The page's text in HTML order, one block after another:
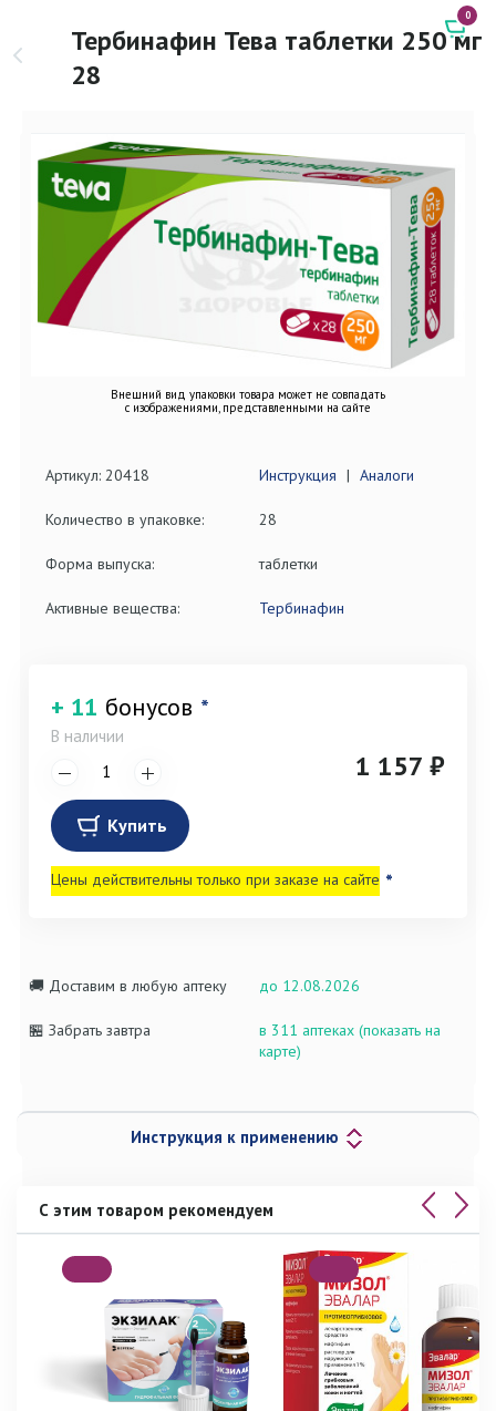
Тербинафин Тева таблетки 250 мг
28
0
Внешний вид упаковки товара может не совпадать
с изображениями, представленными на сайте
Артикул: 20418 Инструкция | Аналоги
Количество в упаковке: 28
Форма выпуска: таблетки
Активные вещества: Тербинафин
+ 11 бонусов *
В наличии
1 157 ₽
Купить
Цены действительны только при заказе на сайте *
🚚 Доставим в любую аптеку до 12.08.2026
🏪 Забрать завтра
в 311 аптеках (показать на
карте)
Инструкция к применению
С этим товаром рекомендуем